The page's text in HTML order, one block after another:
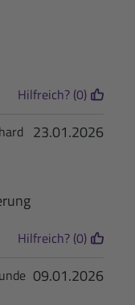
Hilfreich? (0)
23.01.2026
Hilfreich? (0)
09.01.2026